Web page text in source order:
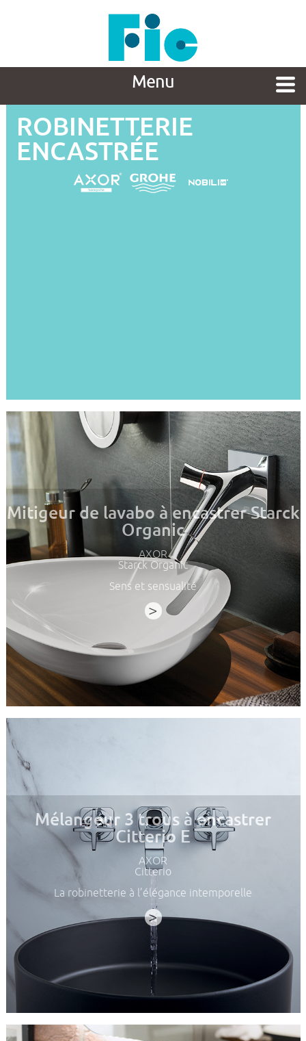
Menu
ROBINETTERIE
ENCASTRÉE
Mitigeur de lavabo à encastrer Starck
Organic
AXOR
Starck Organic
Sens et sensualité
>
Mélangeur 3 trous à encastrer
Citterio E
AXOR
Citterio
La robinetterie à l’élégance intemporelle
>